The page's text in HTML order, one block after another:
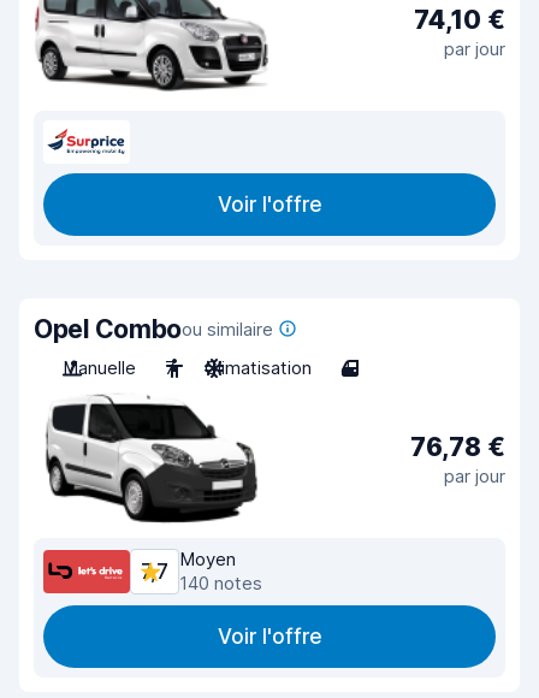
74,10 €
par jour
Voir l'offre
Opel Comboou similaire
Manuelle
7 Climatisation 4
76,78 €
par jour
7,7
Moyen
140 notes
Voir l'offre